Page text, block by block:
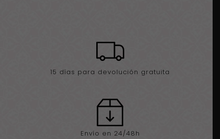
15 días para devolución gratuita
Envío en 24/48h